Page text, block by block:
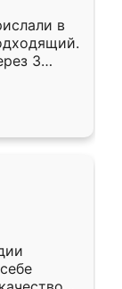
в
3